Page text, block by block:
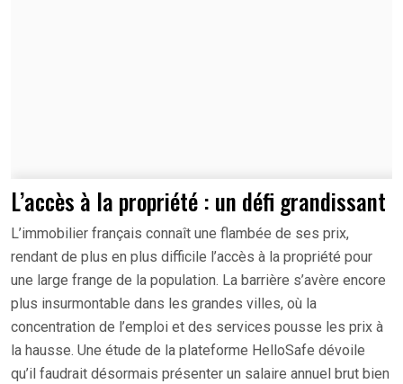
L’accès à la propriété : un défi grandissant
L’immobilier français connaît une flambée de ses prix,
rendant de plus en plus difficile l’accès à la propriété pour
une large frange de la population. La barrière s’avère encore
plus insurmontable dans les grandes villes, où la
concentration de l’emploi et des services pousse les prix à
la hausse. Une étude de la plateforme HelloSafe dévoile
qu’il faudrait désormais présenter un salaire annuel brut bien